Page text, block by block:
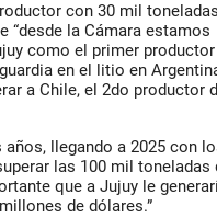
con 30 mil
“desde la Cámara estamos
como el primer
en el litio en
a Chile, el 2do productor
llegando a 2025 con
las 100 mil toneladas
que a Jujuy le
de dólares.”